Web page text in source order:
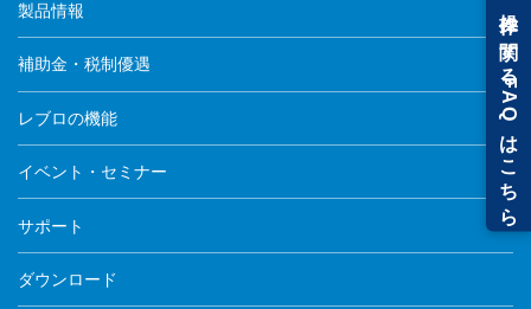
製品情報
補助金・税制優遇
レブロの機能
イベント・セミナー
サポート
ダウンロード